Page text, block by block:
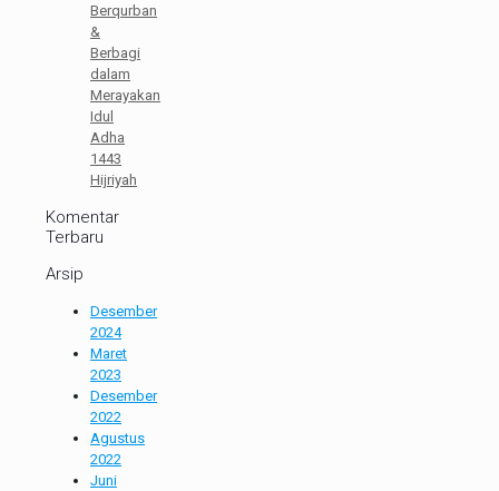
Berqurban
&
Berbagi
dalam
Merayakan
Idul
Adha
1443
Hijriyah
Komentar
Terbaru
Arsip
Desember
2024
Maret
2023
Desember
2022
Agustus
2022
Juni